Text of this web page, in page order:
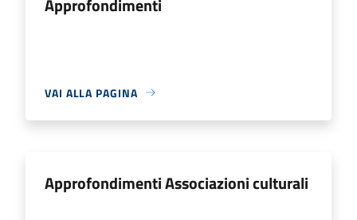
VAI ALLA PAGINA
Approfondimenti Associazioni culturali